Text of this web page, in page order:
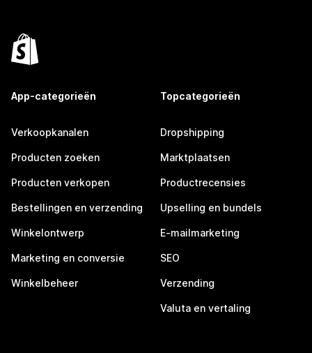
App-categorieën
Verkoopkanalen
Producten zoeken
Producten verkopen
Bestellingen en verzending
Winkelontwerp
Marketing en conversie
Winkelbeheer
Topcategorieën
Dropshipping
Marktplaatsen
Productrecensies
Upselling en bundels
E-mailmarketing
SEO
Verzending
Valuta en vertaling